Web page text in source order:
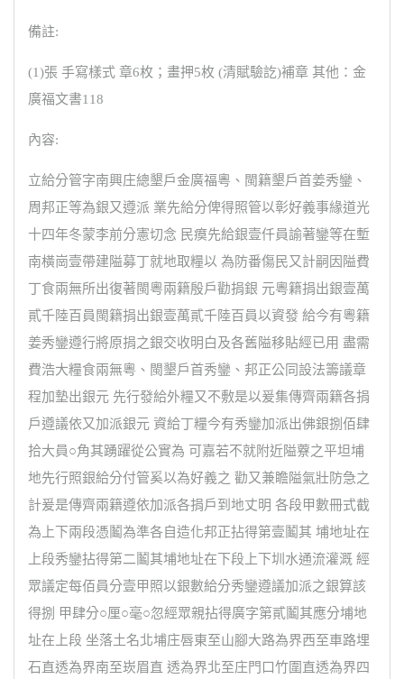
備註:
(1)張 手寫樣式 章6枚；畫押5枚 (清賦驗訖)補章 其他：金
廣福文書118
內容:
立給分管字南興庄總墾戶金廣福粵、閩籍墾戶首姜秀鑾、
周邦正等為銀又遵派 業先給分俾得照管以彰好義事緣道光
十四年冬蒙李前分憲切念 民瘼先給銀壹仟員諭著鑾等在塹
南橫崗壹帶建隘募丁就地取糧以 為防番傷民又計嗣因隘費
丁食兩無所出復著閩粵兩籍殷戶勸捐銀 元粵籍捐出銀壹萬
貳千陸百員閩籍捐出銀壹萬貳千陸百員以資發 給今有粵籍
姜秀鑾遵行將原捐之銀交收明白及各舊隘移貼經已用 盡需
費浩大糧食兩無粵、閩墾戶首秀鑾、邦正公同設法籌議章
程加墊出銀元 先行發給外糧又不敷是以爰集傳齊兩籍各捐
戶遵議依又加派銀元 資給丁糧今有秀鑾加派出佛銀捌佰肆
拾大員○角其踴躍從公實為 可嘉若不就附近隘藔之平坦埔
地先行照銀給分付管奚以為好義之 勸又兼瞻隘氣壯防急之
計爰是傳齊兩籍遵依加派各捐戶到地丈明 各段甲數冊式截
為上下兩段憑鬮為準各自造化邦正拈得第壹鬮其 埔地址在
上段秀鑾拈得第二鬮其埔地址在下段上下圳水通流灌溉 經
眾議定每佰員分壹甲照以銀數給分秀鑾遵議加派之銀算該
得捌 甲肆分○厘○毫○忽經眾親拈得廣字第貳鬮其應分埔地
址在上段 坐落土名北埔庄唇東至山腳大路為界西至車路埋
石直透為界南至崁眉直 透為界北至庄門口竹圍直透為界四